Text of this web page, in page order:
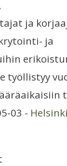
ja
ja
työllistyy
03 -